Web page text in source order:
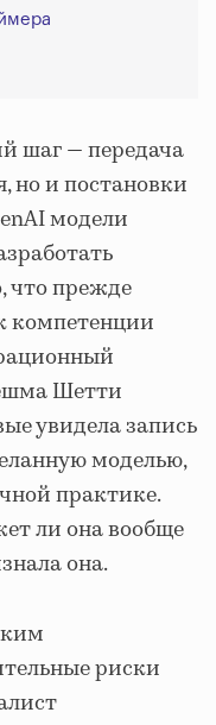
шаг — передача
но и постановки
модели
что прежде
компетенции
Шетти
увидела запись
моделью,
практике.
ли она вообще
она.
риски